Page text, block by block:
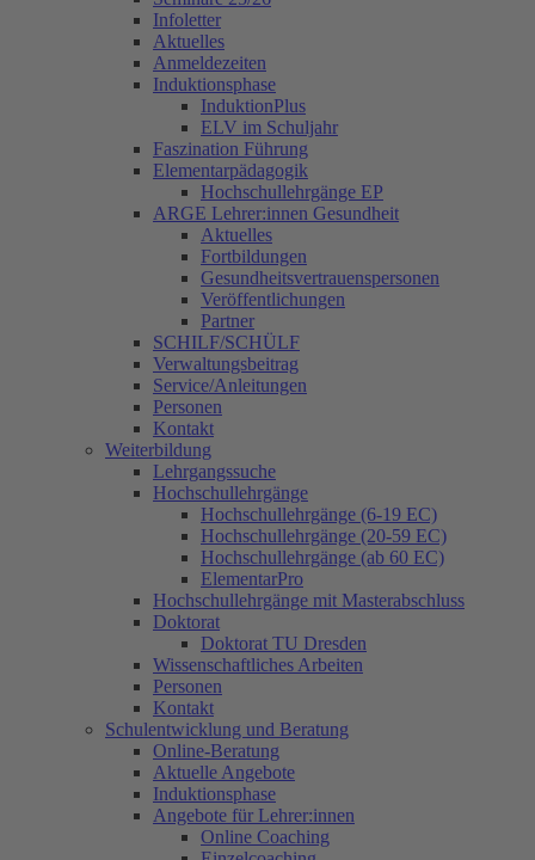
Infoletter
Aktuelles
Anmeldezeiten
Induktionsphase
InduktionPlus
ELV im Schuljahr
Faszination Führung
Elementarpädagogik
Hochschullehrgänge EP
ARGE Lehrer:innen Gesundheit
Aktuelles
Fortbildungen
Gesundheitsvertrauenspersonen
Veröffentlichungen
Partner
SCHILF/SCHÜLF
Verwaltungsbeitrag
Service/Anleitungen
Personen
Kontakt
Weiterbildung
Lehrgangssuche
Hochschullehrgänge
Hochschullehrgänge (6-19 EC)
Hochschullehrgänge (20-59 EC)
Hochschullehrgänge (ab 60 EC)
ElementarPro
Hochschullehrgänge mit Masterabschluss
Doktorat
Doktorat TU Dresden
Wissenschaftliches Arbeiten
Personen
Kontakt
Schulentwicklung und Beratung
Online-Beratung
Aktuelle Angebote
Induktionsphase
Angebote für Lehrer:innen
Online Coaching